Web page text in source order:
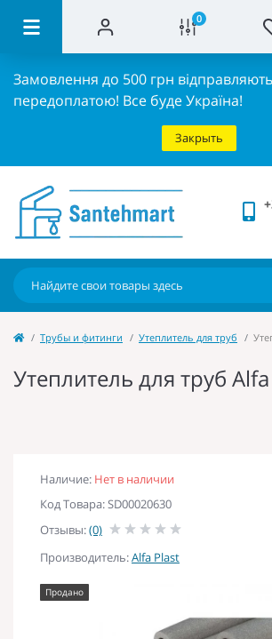
0
Замовлення до 500 грн
передоплатою! Все буде Україна!
Закрыть
Трубы и фитинги Утеплитель для труб
Утеплитель для труб
Наличие: Нет в наличии
Код Товара: SD00020630
Отзывы:(0)
Производитель:Alfa Plast
Продано